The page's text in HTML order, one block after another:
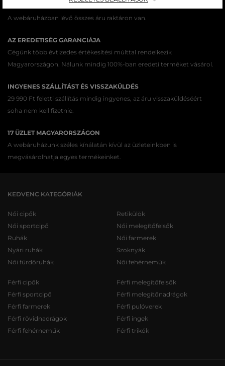
A webáruházban lévő összes áru raktáron van.
AZ EREDETISÉG GARANCIÁJA
Cégünk több évtizedes értékesítési múlttal rendelkezik
Magyarországon. Nálunk mindig 100%-ban eredeti terméket vásárol.
INGYENES SZÁLLÍTÁST ÉS VISSZAKÜLDÉS
29 990 Ft feletti szállítás mindig ingyenes, az áru visszaküldéséért
soha nem kell fizetnie.
17 ÜZLET MAGYARORSZÁGON
A webáruházunk széles kínálatán kívül az üzleteinkben is
megvásárolhatja egyes termékeinket.
KEDVENC KATEGÓRIÁK
Női cipők
Női sportcipő
Ruhák
Nyári ruhák
Női fürdőruhák
Retikülök
Női melegítőfelsők
Női farmerek
Szoknyák
Női fehérneműk
Férfi cipők
Férfi sportcipő
Férfi farmerek
Férfi rövidnadrágok
Férfi fehérneműk
Férfi melegítőfelsők
Férfi melegítőnadrágok
Férfi pulóverek
Férfi ingek
Férfi trikók